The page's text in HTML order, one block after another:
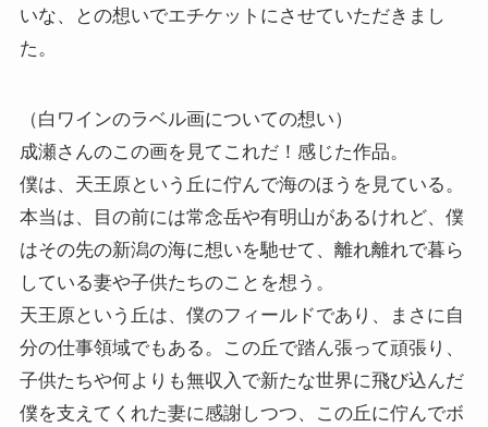
いな、との想いでエチケットにさせていただきまし
た。
（白ワインのラベル画についての想い）
成瀬さんのこの画を見てこれだ！感じた作品。
僕は、天王原という丘に佇んで海のほうを見ている。
本当は、目の前には常念岳や有明山があるけれど、僕
はその先の新潟の海に想いを馳せて、離れ離れで暮ら
している妻や子供たちのことを想う。
天王原という丘は、僕のフィールドであり、まさに自
分の仕事領域でもある。この丘で踏ん張って頑張り、
子供たちや何よりも無収入で新たな世界に飛び込んだ
僕を支えてくれた妻に感謝しつつ、この丘に佇んでボ